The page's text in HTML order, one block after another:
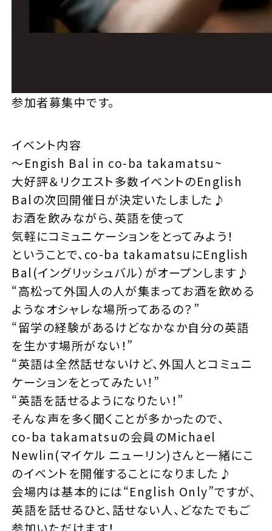
参加者募集中です。
イベント内容
～Engish Bal in co-ba takamatsu~
大好評＆リクエスト多数イベントのEnglish
Balの次回開催日が決定いたしました♪
お酒を飲みながら、英語を使って
気軽にコミュニケーションをとってみよう！
ということで、co-ba takamatsuにEnglish
Bal(イングリッシュバル）がオープンします♪
“高松って外国人の人が集まってお酒を飲める
ようなオシャレな場所ってあるの？”
“留学の経験があるけどなかなか自分の英語
を生かす場所がない！”
“英語は全然話せないけど、外国人とコミュニ
ケーションをとってみたい！”
“英語を話せるようになりたい！”
そんな声を多く聞くことが多かったので、
co-ba takamatsuの会員のMichael
Newlin(マイケル ニューリン)さんと一緒にこ
のイベントを開催することになりました♪
会場内は基本的には“English Only”ですが、
英語を話せるひと、話せない人、どなたでもご